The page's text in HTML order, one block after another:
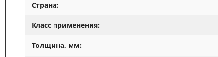
Страна:
Класс применения:
Толщина, мм: